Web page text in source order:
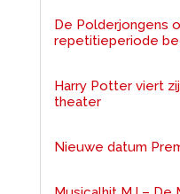
De Polderjongens
repetitieperiode
Harry Potter viert
theater
Nieuwe datum